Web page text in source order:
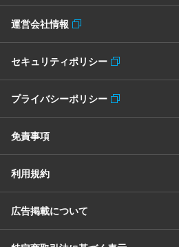
運営会社情報
セキュリティポリシー
プライバシーポリシー
免責事項
利用規約
広告掲載について